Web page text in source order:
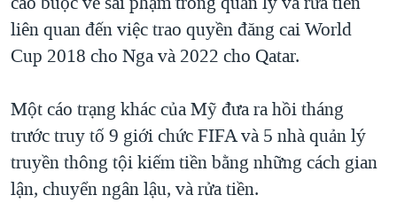
liên quan đến việc trao quyền đăng cai World
Cup 2018 cho Nga và 2022 cho Qatar.
Một cáo trạng khác của Mỹ đưa ra hồi tháng
trước truy tố 9 giới chức FIFA và 5 nhà quản lý
truyền thông tội kiếm tiền bằng những cách gian
lận, chuyển ngân lậu, và rửa tiền.